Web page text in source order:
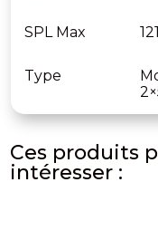
SPL Max
Type
Ces produits
intéresser :